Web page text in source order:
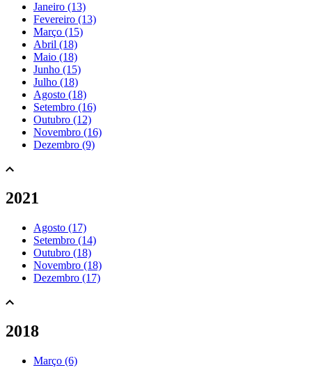
Janeiro (13)
Fevereiro (13)
Março (15)
Abril (18)
Maio (18)
Junho (15)
Julho (18)
Agosto (18)
Setembro (16)
Outubro (12)
Novembro (16)
Dezembro (9)
2021
Agosto (17)
Setembro (14)
Outubro (18)
Novembro (18)
Dezembro (17)
2018
Março (6)